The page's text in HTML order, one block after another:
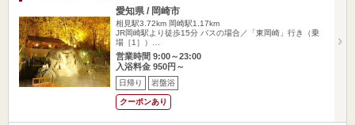
愛知県 / 岡崎市
相見駅3.72km 岡崎駅1.17km
JR岡崎駅より徒歩15分 バスの場合／「東岡崎」行き（乗
場［1］）…
営業時間 9:00～23:00
入浴料金 950円～
日帰り 岩盤浴
クーポンあり